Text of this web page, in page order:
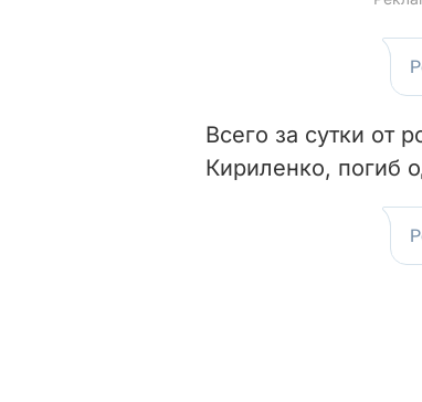
Всего за сутки от
Кириленко, погиб